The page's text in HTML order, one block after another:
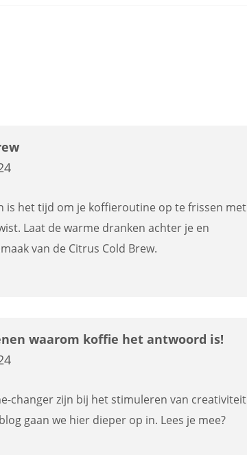
is het tijd om je koffieroutine op te frissen met
Laat de warme dranken achter je en
van de Citrus Cold Brew.
waarom koffie het antwoord is!
changer zijn bij het stimuleren van creativiteit
gaan we hier dieper op in. Lees je mee?